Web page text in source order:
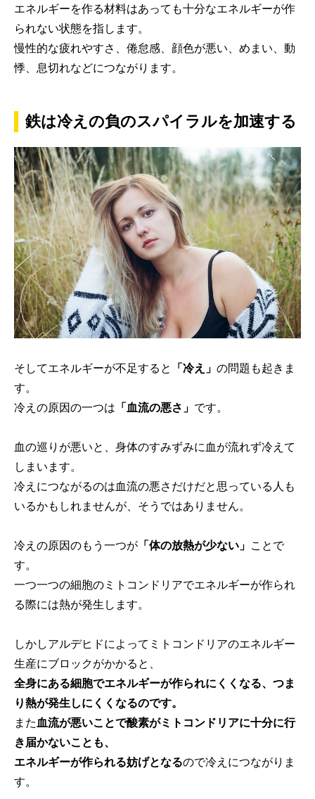
エネルギーを作る材料はあっても十分なエネルギーが作
られない状態を指します。
慢性的な疲れやすさ、倦怠感、顔色が悪い、めまい、動
悸、息切れなどにつながります。
鉄は冷えの負のスパイラルを加速する
そしてエネルギーが不足すると 「冷え」 の問題も起きま
す。
冷えの原因の一つは 「血流の悪さ」 です。
血の巡りが悪いと、身体のすみずみに血が流れず冷えて
しまいます。
冷えにつながるのは血流の悪さだけだと思っている人も
いるかもしれませんが、そうではありません。
冷えの原因のもう一つが 「体の放熱が少ない」 ことで
す。
一つ一つの細胞のミトコンドリアでエネルギーが作られ
る際には熱が発生します。
しかしアルデヒドによってミトコンドリアのエネルギー
生産にブロックがかかると、
全身にある細胞でエネルギーが作られにくくなる、つま
り熱が発生しにくくなるのです。
また 血流が悪いことで酸素がミトコンドリアに十分に行
き届かないことも、
エネルギーが作られる妨げとなるので冷えにつながりま
す。